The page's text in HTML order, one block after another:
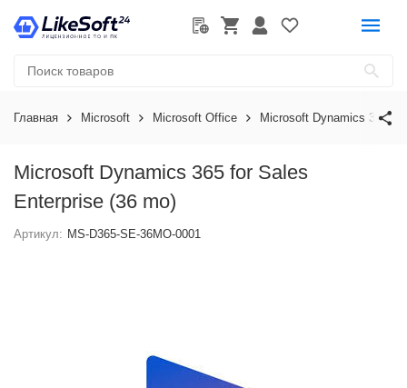
Главная Microsoft Microsoft Office Microsoft Dynamics 365
Microsoft Dynamics 365 for Sales
Enterprise (36 mo)
Артикул: MS-D365-SE-36MO-0001